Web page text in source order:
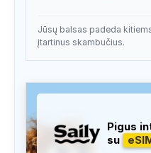
Jūsų balsas padeda
įtartinus skambučius.
Pigus
su